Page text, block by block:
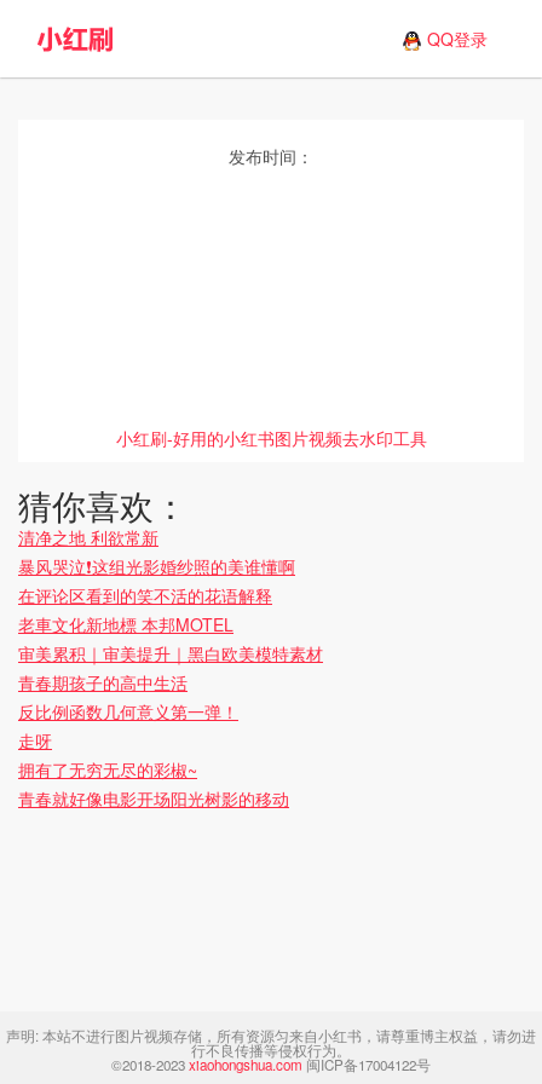
QQ登录
发布时间：
小红刷-好用的小红书图片视频去水印工具
猜你喜欢：
清净之地 利欲常新
暴风哭泣❗️这组光影婚纱照的美谁懂啊
在评论区看到的笑不活的花语解释
老車文化新地標 本邦MOTEL
审美累积｜审美提升｜黑白欧美模特素材
青春期孩子的高中生活
反比例函数几何意义第一弹！
走呀
拥有了无穷无尽的彩椒~
青春就好像电影开场阳光树影的移动
声明:本站不进行图片视频存储，所有资源匀来自小红书，请尊重博主权益，请勿进
行不良传播等侵权行为。
©2018-2023xiaohongshua.com 闽ICP备17004122号